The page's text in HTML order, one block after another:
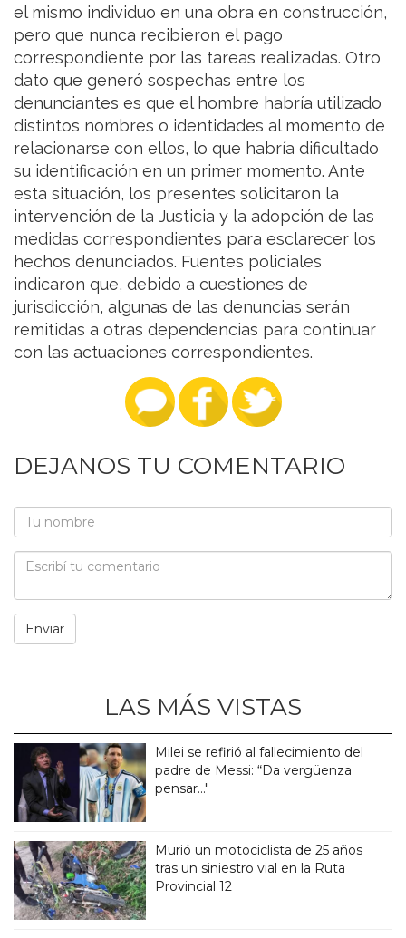
el mismo individuo en una obra en construcción,
pero que nunca recibieron el pago
correspondiente por las tareas realizadas. Otro
dato que generó sospechas entre los
denunciantes es que el hombre habría utilizado
distintos nombres o identidades al momento de
relacionarse con ellos, lo que habría dificultado
su identificación en un primer momento. Ante
esta situación, los presentes solicitaron la
intervención de la Justicia y la adopción de las
medidas correspondientes para esclarecer los
hechos denunciados. Fuentes policiales
indicaron que, debido a cuestiones de
jurisdicción, algunas de las denuncias serán
remitidas a otras dependencias para continuar
con las actuaciones correspondientes.
DEJANOS TU COMENTARIO
LAS MÁS VISTAS
Milei se refirió al fallecimiento del
padre de Messi: “Da vergüenza
pensar..."
Murió un motociclista de 25 años
tras un siniestro vial en la Ruta
Provincial 12